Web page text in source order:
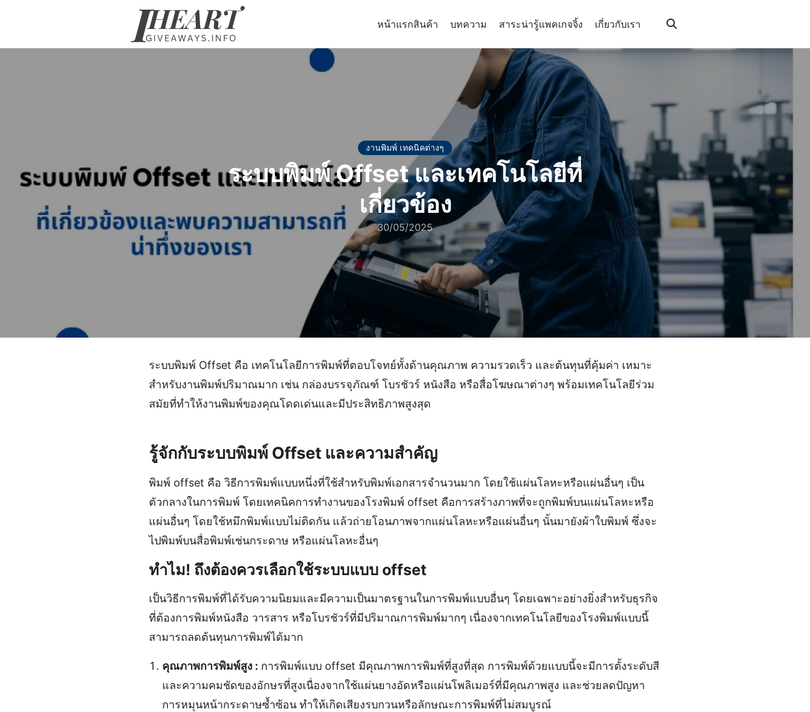
หน้าแรกสินค้า บทความ สาระน่ารู้แพคเกจจิ้ง เกี่ยวกับเรา
งานพิมพ์ เทคนิคต่างๆ
ระบบพิมพ์ Offset และเทคโนโลยีที่
เกี่ยวข้อง
30/05/2025
ระบบพิมพ์ Offset คือ เทคโนโลยีการพิมพ์ที่ตอบโจทย์ทั้งด้านคุณภาพ ความรวดเร็ว และต้นทุนที่คุ้มค่า เหมาะ
สำหรับงานพิมพ์ปริมาณมาก เช่น กล่องบรรจุภัณฑ์ โบรชัวร์ หนังสือ หรือสื่อโฆษณาต่างๆ พร้อมเทคโนโลยีร่วม
สมัยที่ทำให้งานพิมพ์ของคุณโดดเด่นและมีประสิทธิภาพสูงสุด
รู้จักกับระบบพิมพ์ Offset และความสำคัญ
พิมพ์ offset คือ วิธีการพิมพ์แบบหนึ่งที่ใช้สำหรับพิมพ์เอกสารจำนวนมาก โดยใช้แผ่นโลหะหรือแผ่นอื่นๆ เป็น
ตัวกลางในการพิมพ์ โดยเทคนิคการทำงานของโรงพิมพ์ offset คือการสร้างภาพที่จะถูกพิมพ์บนแผ่นโลหะหรือ
แผ่นอื่นๆ โดยใช้หมึกพิมพ์แบบไม่ติดกัน แล้วถ่ายโอนภาพจากแผ่นโลหะหรือแผ่นอื่นๆ นั้นมายังผ้าใบพิมพ์ ซึ่งจะ
ไปพิมพ์บนสื่อพิมพ์เช่นกระดาษ หรือแผ่นโลหะอื่นๆ
ทำไม! ถึงต้องควรเลือกใช้ระบบแบบ offset
เป็นวิธีการพิมพ์ที่ได้รับความนิยมและมีความเป็นมาตรฐานในการพิมพ์แบบอื่นๆ โดยเฉพาะอย่างยิ่งสำหรับธุรกิจ
ที่ต้องการพิมพ์หนังสือ วารสาร หรือโบรชัวร์ที่มีปริมาณการพิมพ์มากๆ เนื่องจากเทคโนโลยีของโรงพิมพ์แบบนี้
สามารถลดต้นทุนการพิมพ์ได้มาก
คุณภาพการพิมพ์สูง : การพิมพ์แบบ offset มีคุณภาพการพิมพ์ที่สูงที่สุด การพิมพ์ด้วยแบบนี้จะมีการตั้งระดับสี
และความคมชัดของอักษรที่สูงเนื่องจากใช้แผ่นยางอัดหรือแผ่นโพลิเมอร์ที่มีคุณภาพสูง และช่วยลดปัญหา
การหมุนหน้ากระดาษซ้ำซ้อน ทำให้เกิดเสียงรบกวนหรือลักษณะการพิมพ์ที่ไม่สมบูรณ์